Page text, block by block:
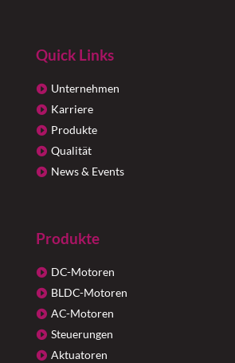
Quick Links
Unternehmen
Karriere
Produkte
Qualität
News & Events
Produkte
DC-Motoren
BLDC-Motoren
AC-Motoren
Steuerungen
Aktuatoren